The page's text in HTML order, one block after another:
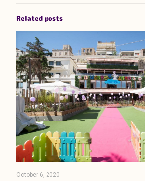
Related posts
October 6, 2020